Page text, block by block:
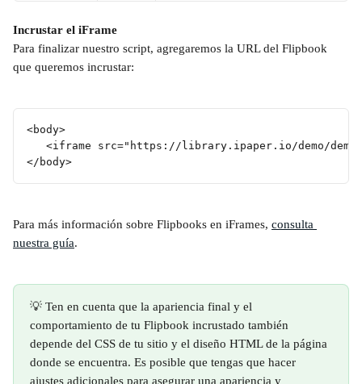
Incrustar el iFrame
Para finalizar nuestro script, agregaremos la URL del Flipbook
que queremos incrustar:
<body>
<iframe src="https://library.ipaper.io/demo/
</body>
Para más información sobre Flipbooks en iFrames, consulta
nuestra guía.
💡 Ten en cuenta que la apariencia final y el
comportamiento de tu Flipbook incrustado también
depende del CSS de tu sitio y el diseño HTML de la página
donde se encuentra. Es posible que tengas que hacer
ajustes adicionales para asegurar una apariencia y